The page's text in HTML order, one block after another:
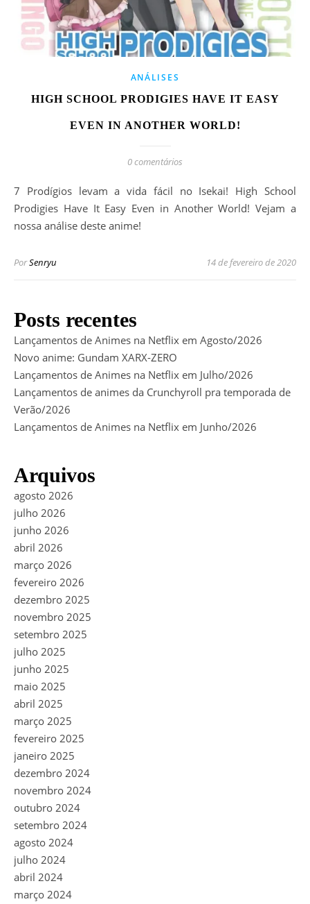
ANÁLISES
HIGH SCHOOL PRODIGIES HAVE IT EASY
EVEN IN ANOTHER WORLD!
0 comentários
7 Prodígios levam a vida fácil no Isekai! High School
Prodigies Have It Easy Even in Another World! Vejam a
nossa análise deste anime!
PorSenryu 14 de fevereiro de 2020
Posts recentes
Lançamentos de Animes na Netflix em Agosto/2026
Novo anime: Gundam XARX-ZERO
Lançamentos de Animes na Netflix em Julho/2026
Lançamentos de animes da Crunchyroll pra temporada de
Verão/2026
Lançamentos de Animes na Netflix em Junho/2026
Arquivos
agosto 2026
julho 2026
junho 2026
abril 2026
março 2026
fevereiro 2026
dezembro 2025
novembro 2025
setembro 2025
julho 2025
junho 2025
maio 2025
abril 2025
março 2025
fevereiro 2025
janeiro 2025
dezembro 2024
novembro 2024
outubro 2024
setembro 2024
agosto 2024
julho 2024
abril 2024
março 2024